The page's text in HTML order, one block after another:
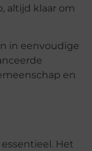
altijd klaar om
in eenvoudige
en
Het